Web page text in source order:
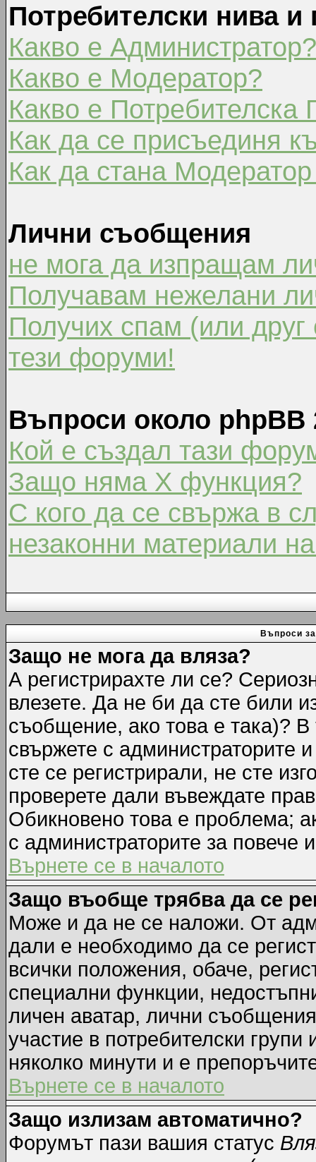
Потребителски нива и
Какво е Администратор?
Какво е Модератор?
Какво е Потребителска
Как да се присъединя
Как да стана
Лични съобщения
не мога да изпращам
Получавам нежелани
Получих спам (или
тези форуми!
Въпроси около phpBB
Кой е създал тази
Защо няма X функция?
С кого да се свържа в
незаконни материали
Въпроси
Защо не мога да вляза?
А регистрирахте ли се?
влезете. Да не би да сте били
съобщение, ако това е така)?
свържете с администраторите
сте се регистрирали, не сте
проверете дали въвеждате
Обикновено това е проблема;
с администраторите за повече
Върнете се в началото
Защо въобще трябва да се
Може и да не се наложи. От
дали е необходимо да се
всички положения, обаче,
специални функции,
личен аватар, лични
участие в потребителски
няколко минути и е
Върнете се в началото
Защо излизам автоматично?
Форумът пази вашия статус